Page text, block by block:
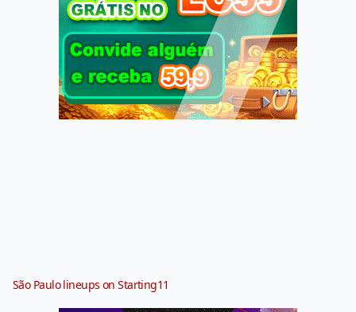
São Paulo lineups on Starting11